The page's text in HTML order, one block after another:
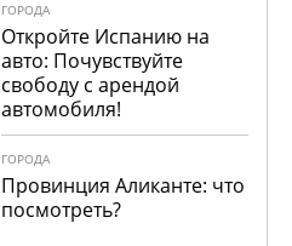
ГОРОДА
Откройте Испанию на
авто: Почувствуйте
свободу с арендой
автомобиля!
ГОРОДА
Провинция Аликанте: что
посмотреть?